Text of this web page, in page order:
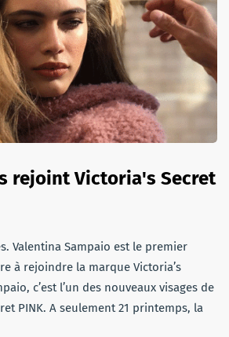
rejoint Victoria's Secret
Valentina Sampaio est le premier
à rejoindre la marque Victoria’s
c’est l’un des nouveaux visages de
PINK. A seulement 21 printemps, la